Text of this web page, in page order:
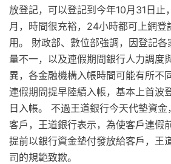
放登記，可以登記到今年10月31日止
月，時間很充裕，24小時都可上網登
用。 財政部、數位部強調，因登記
量不一，以及連假期間銀行人力調度
異，各金融機構入帳時間可能有所不
連假期間提早陸續入帳，基本上首波
日入帳。 不過王道銀行今天代墊資
客戶，王道銀行表示，為使客戶連假
提前以銀行資金墊付發放給客戶，王
司的規範致歉。